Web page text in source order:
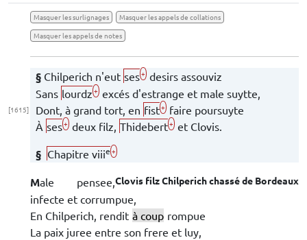
Masquer les surlignages
Masquer les appels de collations
Masquer les appels de notes
§ Chilperich n'eut ses+ desirs assouviz
Sans lourdz + excés d'estrange et male suytte,
[1615] Dont, à grand tort, en fist+ faire poursuyte
À ses+ deux filz, Thidebert+ et Clovis
§ Chapitre viiie+
Clovis filzChilperichchassé de Bordeaux
Male pensee,
infecte et corrumpue,
En Chilperich , rendit à coup rompue
La paix juree entre son frere et luy,